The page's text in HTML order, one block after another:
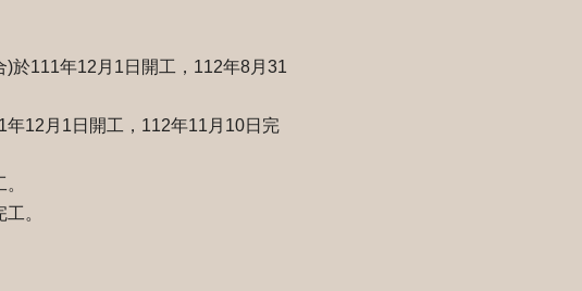
於111年12月1日開工，112年8月31
12月1日開工，112年11月10日完
。